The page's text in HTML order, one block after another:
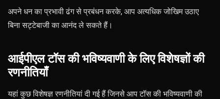
अपने धन का प्रभावी ढंग से प्रबंधन करके, आप अत्यधिक जोखिम उठाए
बिना सट्टेबाजी का आनंद ले सकते हैं।
आईपीएल टॉस की भविष्यवाणी के लिए विशेषज्ञों की
रणनीतियाँ
यहां कुछ विशेषज्ञ रणनीतियां दी गई हैं जिनसे आप टॉस की भविष्यवाणी की